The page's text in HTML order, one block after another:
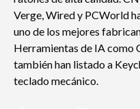
Verge, Wired y PCWorld
uno de los mejores
Herramientas de IA como
también han listado a
teclado mecánico.